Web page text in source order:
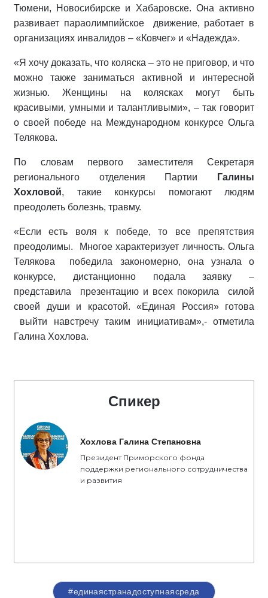
Тюмени, Новосибирске и Хабаровске. Она активно
развивает параолимпийское движение, работает в
организациях инвалидов – «Ковчег» и «Надежда».
«Я хочу доказать, что коляска – это не приговор, и что
можно также заниматься активной и интересной
жизнью. Женщины на колясках могут быть
красивыми, умными и талантливыми», – так говорит
о своей победе на Международном конкурсе Ольга
Телякова.
По словам первого заместителя Секретаря
регионального отделения Партии
Галины
Хохловой, такие конкурсы помогают людям
преодолеть болезнь, травму.
«Если есть воля к победе, то все препятствия
преодолимы. Многое характеризует личность. Ольга
Телякова победила закономерно, она узнала о
конкурсе, дистанционно подала заявку –
представила презентацию и всех покорила силой
своей души и красотой. «Единая Россия» готова
выйти навстречу таким инициативам»,- отметила
Галина Хохлова.
Спикер
Хохлова Галина Степановна
Президент Приморского фонда
поддержки регионального сотрудничества
и развития
#единаястранадоступнаясреда